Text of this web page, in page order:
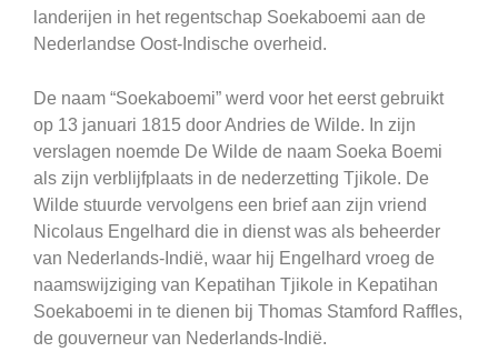
landerijen in het regentschap Soekaboemi aan de
Nederlandse Oost-Indische overheid.
De naam “Soekaboemi” werd voor het eerst gebruikt
op 13 januari 1815 door Andries de Wilde. In zijn
verslagen noemde De Wilde de naam Soeka Boemi
als zijn verblijfplaats in de nederzetting Tjikole. De
Wilde stuurde vervolgens een brief aan zijn vriend
Nicolaus Engelhard die in dienst was als beheerder
van Nederlands-Indië, waar hij Engelhard vroeg de
naamswijziging van Kepatihan Tjikole in Kepatihan
Soekaboemi in te dienen bij Thomas Stamford Raffles,
de gouverneur van Nederlands-Indië.